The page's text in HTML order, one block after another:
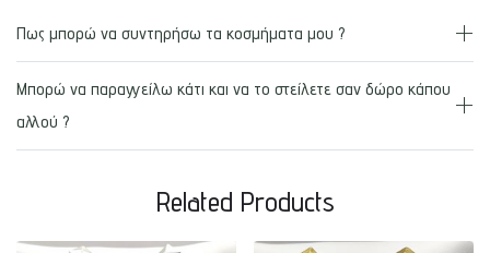
Πως μπορώ να συντηρήσω τα κοσμήματα μου ?
Μπορώ να παραγγείλω κάτι και να το στείλετε σαν δώρο κάπου
αλλού ?
Related Products